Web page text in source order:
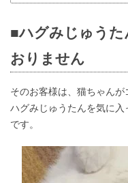
■ハグみじゅう
おりません
そのお客様は、猫ちゃん
ハグみじゅうたんを気に
です。